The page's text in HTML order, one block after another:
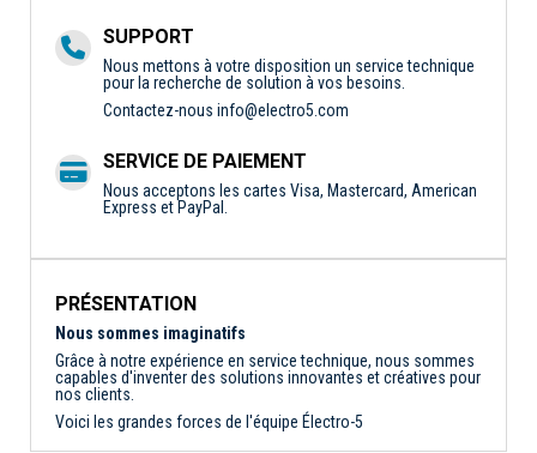
SUPPORT
Nous mettons à votre disposition un service technique
pour la recherche de solution à vos besoins.
Contactez-nous info@electro5.com
SERVICE DE PAIEMENT
Nous acceptons les cartes Visa, Mastercard, American
Express et PayPal.
PRÉSENTATION
Nous sommes imaginatifs
Grâce à notre expérience en service technique, nous sommes
capables d'inventer des solutions innovantes et créatives pour
nos clients.
Voici les grandes forces de l'équipe Électro-5